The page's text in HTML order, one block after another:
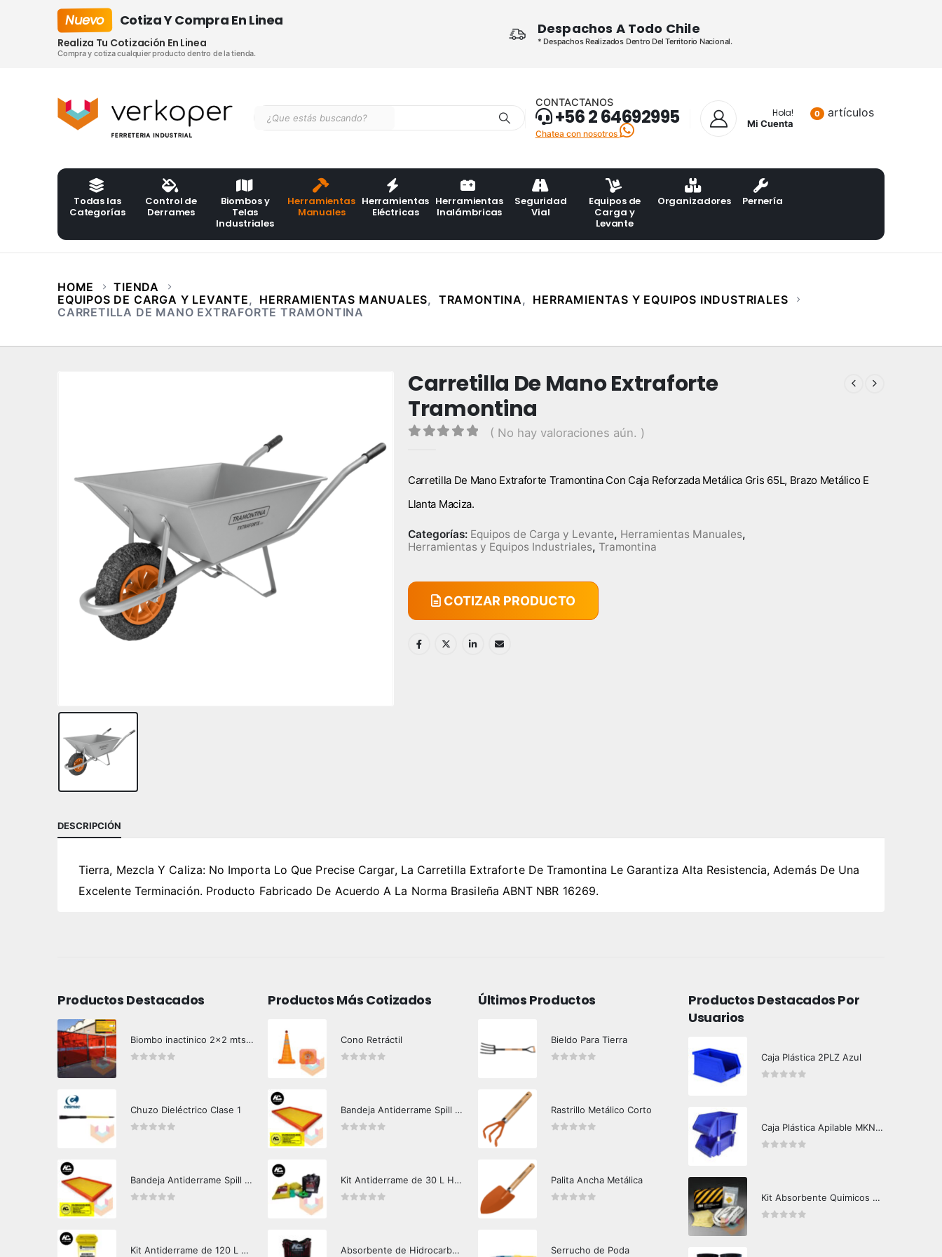
Despachos A Todo Chile
* Despachos Realizados Dentro Del Territorio Nacional.
Nuevo Cotiza Y Compra En Linea
Realiza Tu Cotización En Linea
Compra y cotiza cualquier producto dentro de la tienda.
CONTACTANOS
+56 2 64692995
Chatea con nosotros
Hola!
Mi Cuenta
0 artículos
Todas las
Categorías
Control de
Derrames
Biombos y
Telas
Industriales
Herramientas
Manuales
Herramientas
Eléctricas
Herramientas
Inalámbricas
Seguridad
Vial
Equipos de
Carga y
Levante
Organizadores Pernería
HOME
TIENDA
EQUIPOS DE CARGA Y LEVANTE, HERRAMIENTAS MANUALES, TRAMONTINA, HERRAMIENTAS Y EQUIPOS INDUSTRIALES
CARRETILLA DE MANO EXTRAFORTE TRAMONTINA
Carretilla De Mano Extraforte
Tramontina
( No hay valoraciones aún. )
Carretilla De Mano Extraforte Tramontina Con Caja Reforzada Metálica Gris 65L, Brazo Metálico E
Llanta Maciza.
Categorías: Equipos de Carga y Levante, Herramientas Manuales,
Herramientas y Equipos Industriales, Tramontina
COTIZAR PRODUCTO
DESCRIPCIÓN
Tierra, Mezcla Y Caliza: No Importa Lo Que Precise Cargar, La Carretilla Extraforte De Tramontina Le Garantiza Alta Resistencia, Además De Una
Excelente Terminación. Producto Fabricado De Acuerdo A La Norma Brasileña ABNT NBR 16269.
Productos Destacados
Biombo inactinico 2x2 mts Hazard Control
Chuzo Dieléctrico Clase 1
Bandeja Antiderrame Spill Barrier 346 litros Certificada
Kit Antiderrame de 120 L Hazard Control (Hidrocarburos - Biodegradable)
Productos Más Cotizados
Cono Retráctil
Bandeja Antiderrame Spill Barrier 117 lts Certificada
Kit Antiderrame de 30 L Hazard Control (Hidrocarburos - Biodegradable)
Absorbente de Hidrocarburos Hazard Control 12 Kg
Últimos Productos
Bieldo Para Tierra
Rastrillo Metálico Corto
Palita Ancha Metálica
Serrucho de Poda
Productos Destacados Por
Usuarios
Caja Plástica 2PLZ Azul
Caja Plástica Apilable MKN-G260
Kit Absorbente Quimicos SRP-CHEM 3M Caja Master